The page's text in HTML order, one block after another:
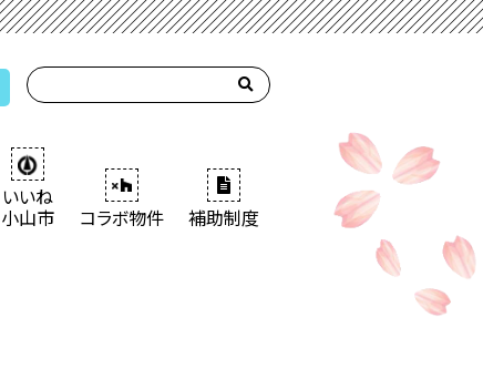
いいね
小山市 コラボ物件 補助制度